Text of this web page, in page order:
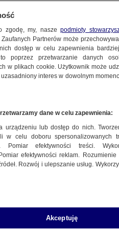
"Chcemy
zgodę, my, naszepodmioty
Partnerów może
dostęp w celu zapewnienia
poprzez przetwarzanie danych
w plikach cookie. Użytkownik może
interes w dowolnym
dane w celu zapewnienia:
urządzeniu lub dostęp do nich.
w celu doboru spersonalizowanych
Pomiar efektywności treści.
efektywności reklam.
Rozwój i ulepszanie usług.
Akceptuję